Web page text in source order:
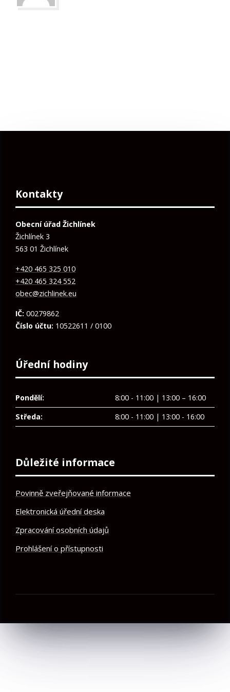
Kontakty
Obecní úřad Žichlínek
Žichlínek 3
563 01 Žichlínek
+420 465 325 010
+420 465 324 552
obec@zichlinek.eu
IČ: 00279862
Číslo účtu: 10522611 / 0100
Úřední hodiny
Pondělí:
8:00 - 11:00 | 13:00 – 16:00
Středa:
8:00 - 11:00 | 13:00 - 16:00
Důležité informace
Povinně zveřejňované informace
Elektronická úřední deska
Zpracování osobních údajů
Prohlášení o přístupnosti